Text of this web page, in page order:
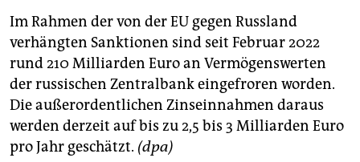
Im Rahmen der von der EU gegen Russland
verhängten Sanktionen sind seit Februar 2022
rund 210 Milliarden Euro an Vermögenswerten
der russischen Zentralbank eingefroren worden.
Die außerordentlichen Zinseinnahmen daraus
werden derzeit auf bis zu 2,5 bis 3 Milliarden Euro
pro Jahr geschätzt. (dpa)